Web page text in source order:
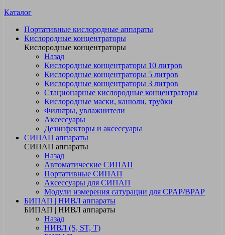
Каталог
Портативные кислородные аппараты
Кислородные концентраторы
Кислородные концентраторы
Назад
Кислородные концентраторы 10 литров
Кислородные концентраторы 5 литров
Кислородные концентраторы 3 литров
Стационарные кислородные концентраторы
Кислородные маски, канюли, трубки
Фильтры, увлажнители
Аксессуары
Дезинфекторы и аксессуары
СИПАП аппараты
СИПАП аппараты
Назад
Автоматические СИПАП
Портативные СИПАП
Аксессуары для СИПАП
Модули измерения сатурации для CPAP/BPAP
БИПАП | НИВЛ аппараты
БИПАП | НИВЛ аппараты
Назад
НИВЛ (S, ST, T)